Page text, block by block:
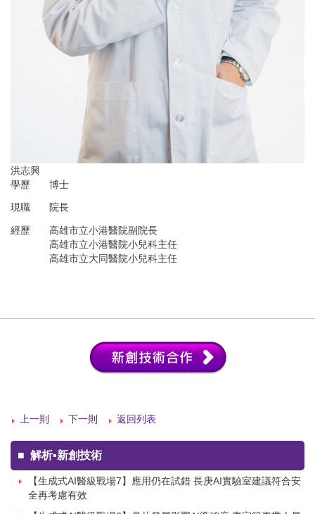
洪志興
學歷
博士
現職
院長
經歷
高雄市立小港醫院副院長
高雄市立小港醫院小兒科主任
高雄市立大同醫院小兒科主任
上一則 下一則 返回列表
■ 解析▪新創技術
【生成式AI醫級戰場7】應用仍在試錯 長庚AI實驗室建議符合安
全再考慮有效